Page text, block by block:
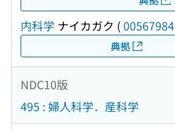
内科学 ナイカガク (00567984
典拠
NDC10版
495 : 婦人科学．産科学